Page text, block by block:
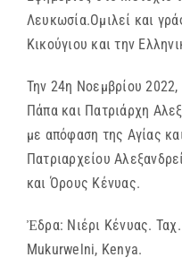
Λευκωσία.Ομιλεί και
Κικούγιου και την
Την 24η Νοεμβρίου
Πάπα και Πατριάρχη
με απόφαση της Αγίας
Πατριαρχείου
και Όρους Κένυας.
Ἐδρα: Νιέρι Κένυας. Ταχ.
Mukurwelni, Kenya.